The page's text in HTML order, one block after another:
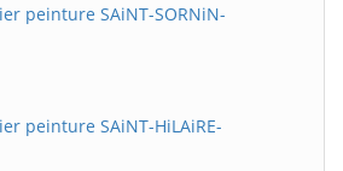
peinture SAiNT-SORNiN-
peinture SAiNT-HiLAiRE-